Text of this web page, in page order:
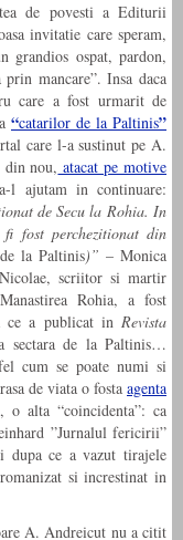
de povesti a Editurii
invitatie care speram,
ospat, pardon,
mancare”. Insa daca
care a fost urmarit de
“catarilor de la Paltinis”
care l-a sustinut pe A.
din nou, atacat pe motive
l ajutam in continuare:
de Secu la Rohia. In
fost perchezitionat din
la Paltinis)” – Monica
scriitor si martir
Rohia, a fost
ce a publicat in Revista
sectara de la Paltinis…
cum se poate numi si
de viata o fosta agenta
o alta “coincidenta”: ca
”Jurnalul fericirii”
dupa ce a vazut tirajele
si increstinat in
A. Andreicut nu a citit